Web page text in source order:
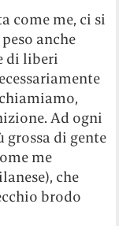
come me, ci si
anche
di liberi
Ad ogni
grossa di gente
me
che
brodo